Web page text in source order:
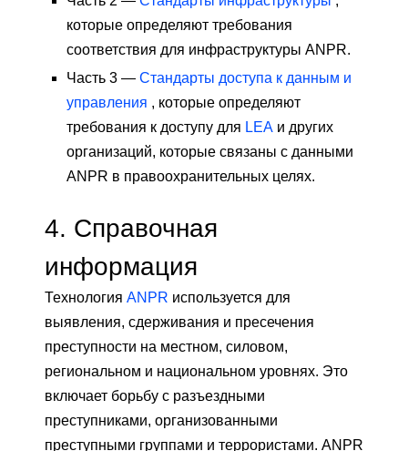
которые определяют требования
соответствия для инфраструктуры ANPR.
Часть 3 — Стандарты доступа к данным и
управления , которые определяют
требования к доступу для LEA и других
организаций, которые связаны с данными
ANPR в правоохранительных целях.
4. Справочная
информация
Технология ANPR используется для
выявления, сдерживания и пресечения
преступности на местном, силовом,
региональном и национальном уровнях. Это
включает борьбу с разъездными
преступниками, организованными
преступными группами и террористами. ANPR